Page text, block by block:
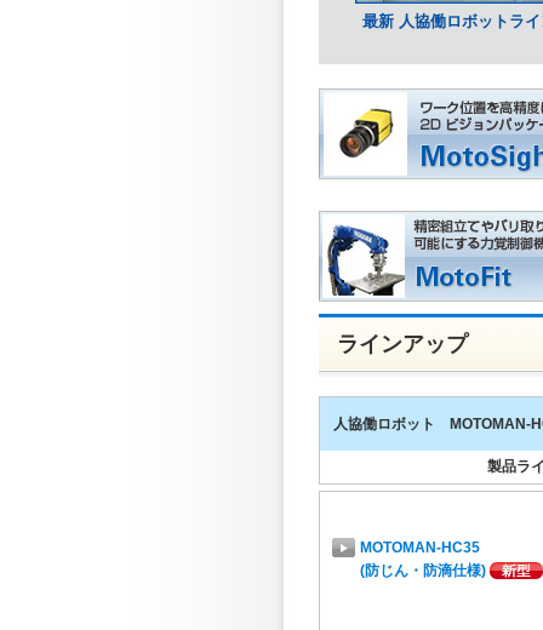
最新 人協働ロボットラ
ラインアップ
人協働ロボット MOTOMAN-
製品ラ
MOTOMAN-HC35
(防じん・防滴仕様)